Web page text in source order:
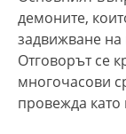
демоните,
задвижване на
Отговорът се
многочасови
провежда като